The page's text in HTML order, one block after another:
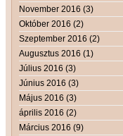
November 2016 (3)
Október 2016 (2)
Szeptember 2016 (2)
Augusztus 2016 (1)
Július 2016 (3)
Június 2016 (3)
Május 2016 (3)
április 2016 (2)
Március 2016 (9)